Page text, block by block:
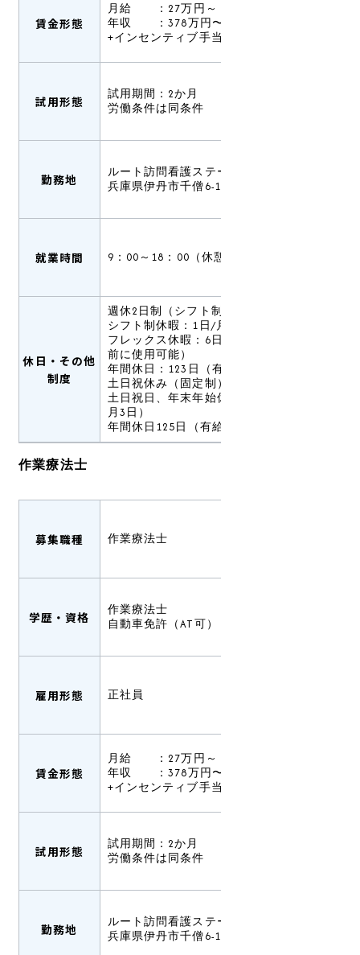
賃金形態
月給 ：27万円～
年収 ：378万円〜（賞与込み）
+インセンティブ手当有あり
試用形態
試用期間：2か月
労働条件は同条件
勤務地
ルート訪問看護ステーション伊丹
兵庫県伊丹市千僧6-129
就業時間 9：00～18：00（休憩60分）
休日・その他
制度
週休2日制（シフト制）
シフト制休暇：1日/月
フレックス休暇：6日/年（有給休暇発生
前に使用可能）
年間休日：123日（有給休暇は別途支給）
土日祝休み（固定制）
土日祝日、年末年始休暇（12月30日～1
月3日）
年間休日125日（有給休暇は別途支給）
作業療法士
募集職種 作業療法士
学歴・資格
作業療法士
自動車免許（AT可）
雇用形態 正社員
賃金形態
月給 ：27万円～
年収 ：378万円〜（賞与込み）
+インセンティブ手当有あり
試用形態
試用期間：2か月
労働条件は同条件
勤務地
ルート訪問看護ステーション伊丹
兵庫県伊丹市千僧6-129